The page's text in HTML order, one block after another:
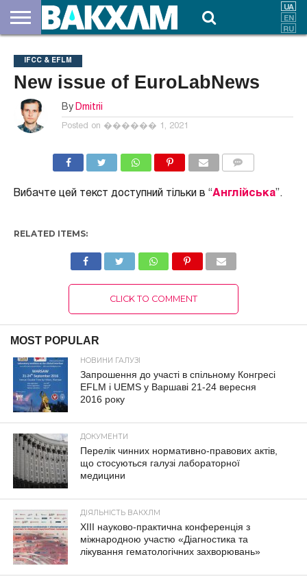
НАС
ВНЕСКИ
ДОКУМЕНТИ
НОВИНИ
КОНТАКТИ
IFCC & EFLM
New issue of EuroLabNews
By Dmitrii
Posted on ������ 1, 2021
Вибачте цей текст доступний тільки в “Англійська”.
RELATED ITEMS:
CLICK TO COMMENT
MOST POPULAR
НОВИНИ ГАЛУЗІ
Запрошення до участі в спільному Конгресі
EFLM і UEMS у Варшаві 21-24 вересня
2016 року
ДОКУМЕНТИ
Перелік чинних нормативно-правових актів,
що стосуються галузі лабораторної
медицини
ДІЯЛЬНІСТЬ ВАКХЛМ
XIII науково-практична конференція з
міжнародною участю «Діагностика та
лікування гематологічних захворювань»